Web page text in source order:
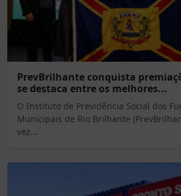
PrevBrilhante conquista
se destaca entre os melhores...
O Instituto de Previdência Social dos
Municipais de Rio Brilhante
vez...